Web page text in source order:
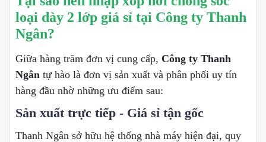
loại dày 2 lớp giá sỉ tại Công ty Thanh
Ngân?
Giữa hàng trăm đơn vị cung cấp, Công ty Thanh
Ngân tự hào là đơn vị sản xuất và phân phối uy tín
hàng đầu nhờ những ưu điểm sau:
Sản xuất trực tiếp - Giá sỉ tận gốc
Thanh Ngân sở hữu hệ thống nhà máy hiện đại, quy